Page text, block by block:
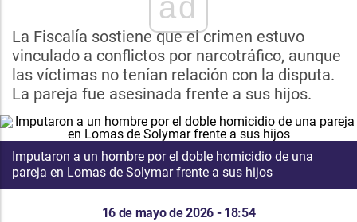
ad
La Fiscalía sostiene que el crimen estuvo
vinculado a conflictos por narcotráfico, aunque
las víctimas no tenían relación con la disputa.
La pareja fue asesinada frente a sus hijos.
Imputaron a un hombre por el doble homicidio de una
pareja en Lomas de Solymar frente a sus hijos
16 de mayo de 2026 - 18:54